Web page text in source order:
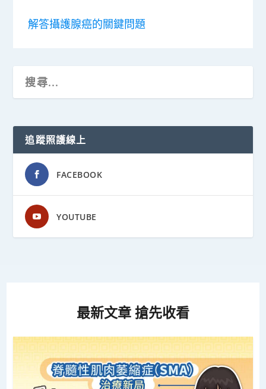
解答攝護腺癌的關鍵問題
追蹤照護線上
FACEBOOK
YOUTUBE
最新文章 搶先收看